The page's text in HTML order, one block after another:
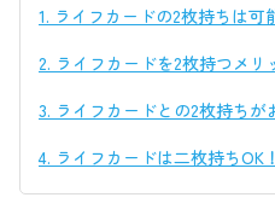
1. ライフカードの2枚持ちは可
2. ライフカードを2枚持つメリ
3. ライフカードとの2枚持ち
4. ライフカードは二枚持ちOK！